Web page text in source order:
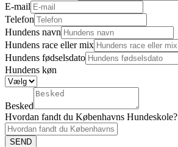
E-mail
Telefon
Hundens navn
Hundens race eller mix
Hundens fødselsdato
Hundens køn
Besked
Hvordan fandt du Københavns Hundeskole?
SEND